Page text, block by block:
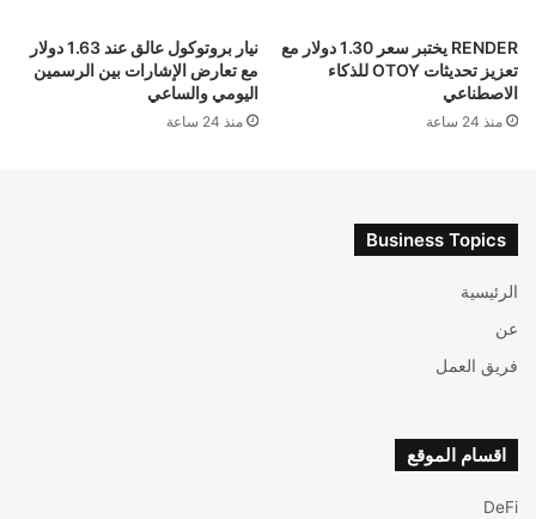
RENDER يختبر سعر 1.30 دولار مع
تعزيز تحديثات OTOY للذكاء
الاصطناعي
منذ 24 ساعة
نيار بروتوكول عالق عند 1.63 دولار
مع تعارض الإشارات بين الرسمين
اليومي والساعي
منذ 24 ساعة
Business Topics
الرئيسية
عن
فريق العمل
اقسام الموقع
DeFi